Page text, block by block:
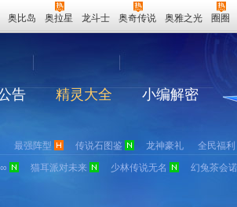
奥比岛 奥拉星 龙斗士 奥奇传说 奥雅之光 圈圈
告 精灵大全 小编解密
最强阵型 传说石图鉴 龙神豪礼
全民福利
猫耳派对未来 少林传说无名 幻兔茶会